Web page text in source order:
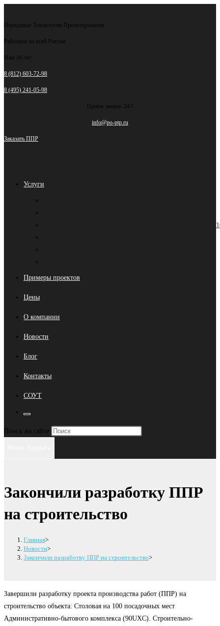
к Передовые Технологии Проектирования
Работаем по всей России
Нам 16 лет
8 (812) 603-72-98
8 (495) 241-05-98
Прием заявок 24/7
info@po-ptp.ru
Заказать ППР
Услуги
Разработка проекта организации работ по сносу и демонтажу
Примеры проектов
Цены
О компании
Новости
Блог
Контакты
СОУТ
Поиск на сайте
панель
Закончили разработку ППР
на строительство
Главная>
Новости>
Закончили разработку ППР на строительство>
Завершили разработку проекта производства работ (ППР) на
строительство объекта: Столовая на 100 посадочных мест
Административно-бытового комплекса (90UXC). Строительно-